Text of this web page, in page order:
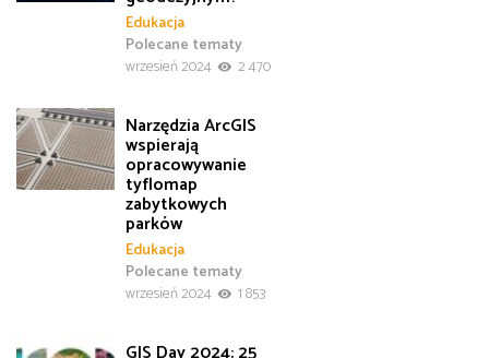
Edukacja
Polecane tematy
wrzesień 2024
2 470
Narzędzia ArcGIS
wspierają
opracowywanie
tyflomap
zabytkowych
parków
Edukacja
Polecane tematy
wrzesień 2024
1 853